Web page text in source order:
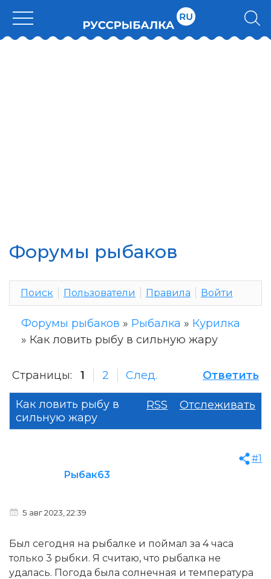
Форумы рыбаков
Поиск Пользователи Правила Войти
Форумы рыбаков » Рыбалка » Курилка
» Как ловить рыбу в сильную жару
Страницы: 1 2 След. Ответить
RSS Отслеживать
Как ловить рыбу в
сильную жару
Рыбак63
#1
5 авг 2023, 22:39
Был сегодня на рыбалке и поймал за 4 часа
только 3 рыбки. Я считаю, что рыбалка не
удалась. Погода была солнечная и температура